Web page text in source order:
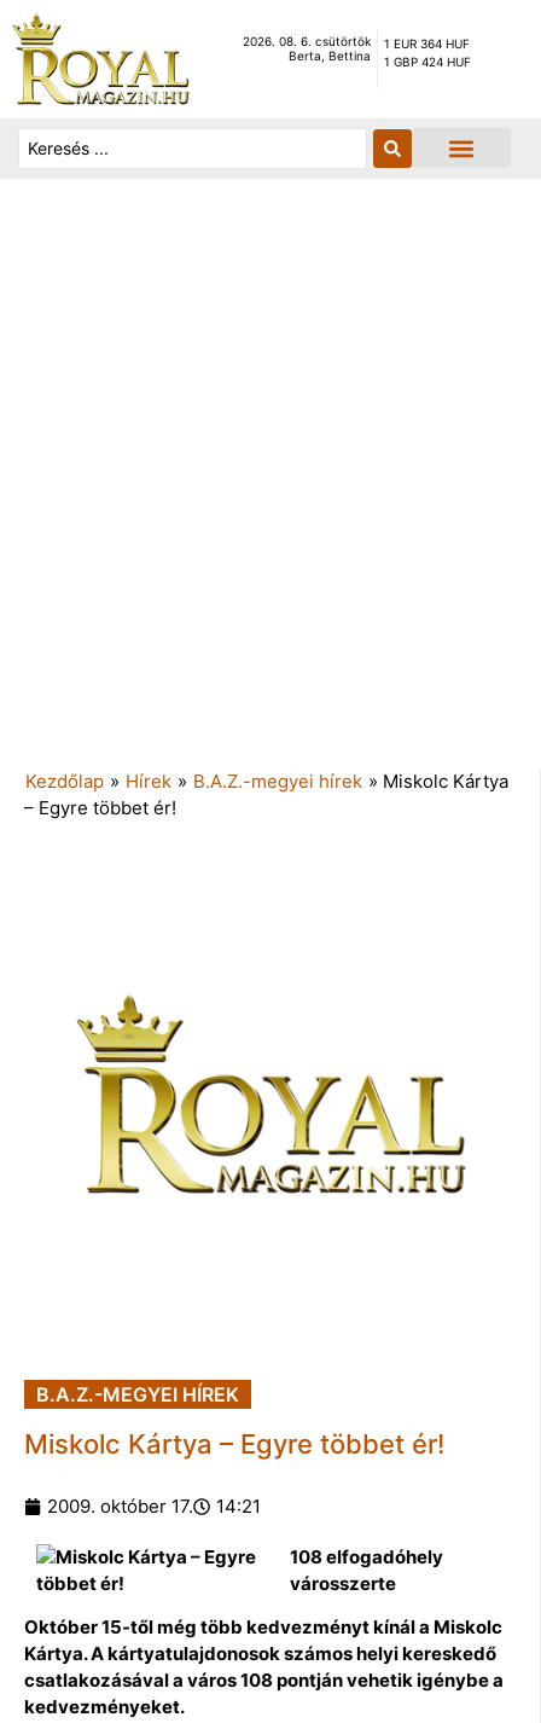
2026. 08. 6. csütörtök
Berta, Bettina
1 EUR 364 HUF
1 GBP 424 HUF
Kezdőlap » Hírek » B.A.Z.-megyei hírek » Miskolc Kártya
– Egyre többet ér!
B.A.Z.-MEGYEI HÍREK
Miskolc Kártya – Egyre többet ér!
2009. október 17. 14:21
108 elfogadóhely
városszerte
Október 15-től még több kedvezményt kínál a Miskolc
Kártya. A kártyatulajdonosok számos helyi kereskedő
csatlakozásával a város 108 pontján vehetik igénybe a
kedvezményeket.